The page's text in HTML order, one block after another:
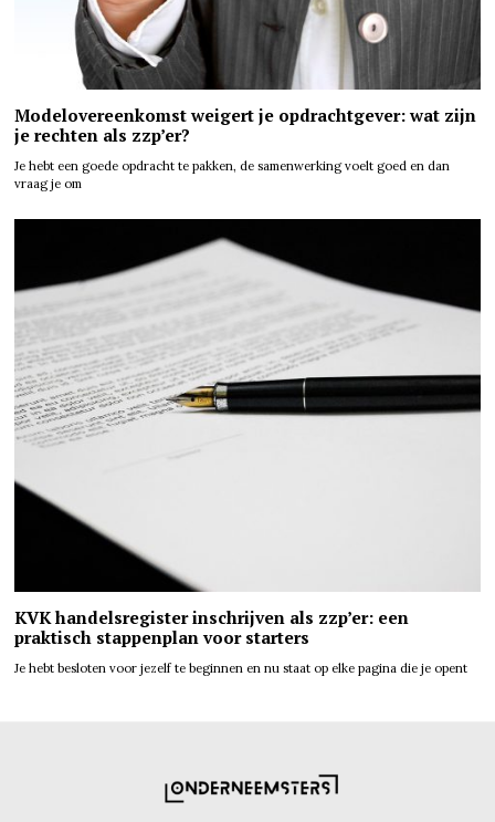
Modelovereenkomst weigert je opdrachtgever: wat zijn
je rechten als zzp’er?
Je hebt een goede opdracht te pakken, de samenwerking voelt goed en dan
vraag je om
KVK handelsregister inschrijven als zzp’er: een
praktisch stappenplan voor starters
Je hebt besloten voor jezelf te beginnen en nu staat op elke pagina die je opent